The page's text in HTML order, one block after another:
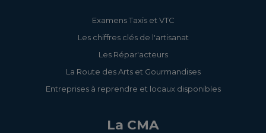
Examens Taxis et VTC
Les chiffres clés de l'artisanat
Les Répar'acteurs
La Route des Arts et Gourmandises
Entreprises à reprendre et locaux disponibles
La CMA